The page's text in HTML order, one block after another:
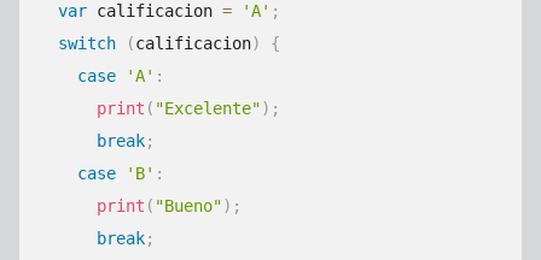
var calificacion = 'A' ;
switch
(calificacion)
{
case
'A' :
print ( "Excelente") ;
break;
case
'B' :
print ( "Bueno") ;
break;